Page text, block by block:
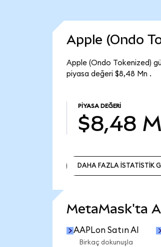
Apple (Ondo
Apple (Ondo Tokenized)
piyasa değeri $8,48 Mn .
PIYASA DEĞERI
$8,48
DAHA FAZLA İSTATİSTİK
MetaMask'ta
AAPLon Satın Al
Birkaç dokunuşla